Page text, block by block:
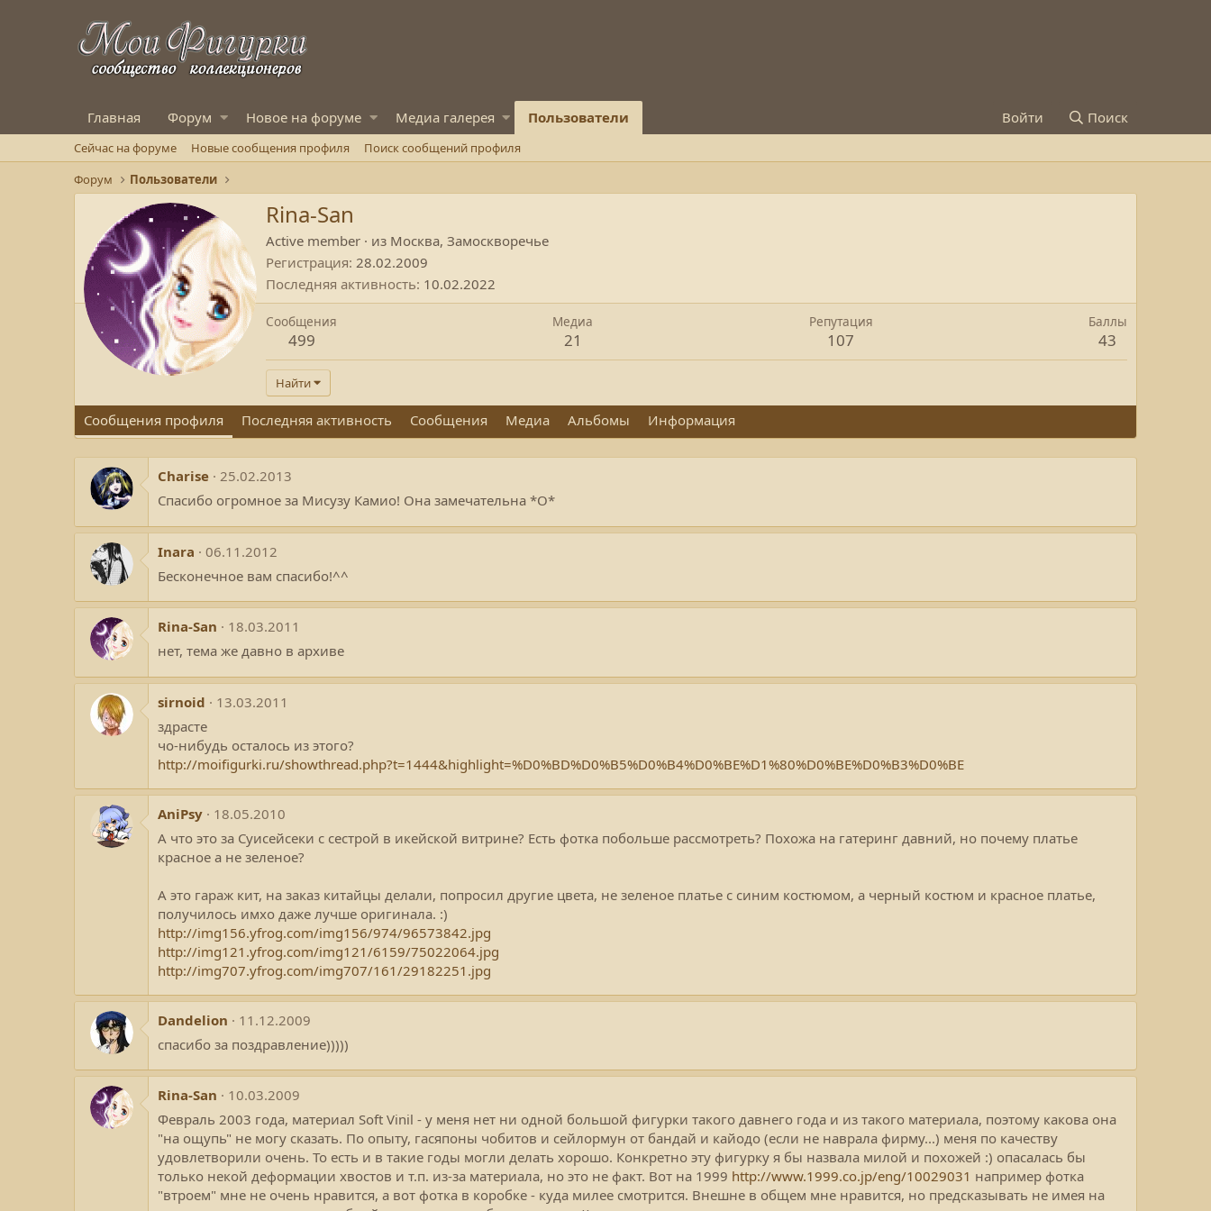
Главная Форум Новое на форуме Медиа галерея Пользователи Войти Поиск
Сейчас на форуме Новые сообщения профиля
Поиск сообщений профиля
Форум
Пользователи
Rina-San
Active member · из Москва, Замоскворечье
Регистрация 28.02.2009
Последняя активность 10.02.2022
Сообщения
499
Медиа
21
Репутация
107
Баллы
43
Найти
Сообщения профиля Последняя активность Сообщения Медиа Альбомы Информация
Charise 25.02.2013
Спасибо огромное за Мисузу Камио! Она замечательна *О*
Inara
06.11.2012
Бесконечное вам спасибо!^^
Rina-San
18.03.2011
нет, тема же давно в архиве
sirnoid
13.03.2011
здрасте
чо-нибудь осталось из этого?
http://moifigurki.ru/showthread.php?t=1444&highlight=%D0%BD%D0%B5%D0%B4%D0%BE%D1%80%D0%BE%D0%B3%D0%BE
AniPsy
18.05.2010
А что это за Суисейсеки с сестрой в икейской витрине? Есть фотка побольше рассмотреть? Похожа на гатеринг давний, но почему платье
красное а не зеленое?
А это гараж кит, на заказ китайцы делали, попросил другие цвета, не зеленое платье с синим костюмом, а черный костюм и красное платье,
получилось имхо даже лучше оригинала. :)
http://img156.yfrog.com/img156/974/96573842.jpg
http://img121.yfrog.com/img121/6159/75022064.jpg
http://img707.yfrog.com/img707/161/29182251.jpg
Dandelion
11.12.2009
спасибо за поздравление)))))
Rina-San
10.03.2009
Февраль 2003 года, материал Soft Vinil - у меня нет ни одной большой фигурки такого давнего года и из такого материала, поэтому какова она
"на ощупь" не могу сказать. По опыту, гасяпоны чобитов и сейлормун от бандай и кайодо (если не наврала фирму...) меня по качеству
удовлетворили очень. То есть и в такие годы могли делать хорошо. Конкретно эту фигурку я бы назвала милой и похожей :) опасалась бы
только некой деформации хвостов и т.п. из-за материала, но это не факт. Вот на 1999 http://www.1999.co.jp/eng/10029031 например фотка
"втроем" мне не очень нравится, а вот фотка в коробке - куда милее смотрится. Внешне в общем мне нравится, но предсказывать не имея на